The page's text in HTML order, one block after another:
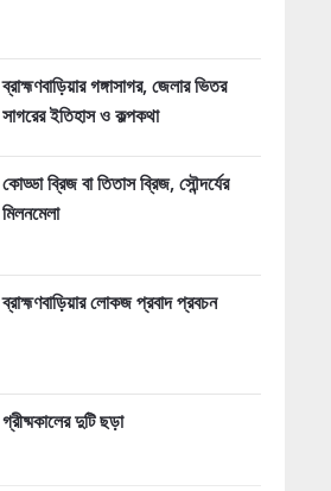
ব্রাহ্মণবাড়িয়ার গঙ্গাসাগর, জেলার ভিতর
সাগরের ইতিহাস ও কল্পকথা
কোড্ডা ব্রিজ বা তিতাস ব্রিজ, সৌন্দর্যের
মিলনমেলা
ব্রাহ্মণবাড়িয়ার লোকজ প্রবাদ প্রবচন
গ্রীষ্মকালের দুটি ছড়া